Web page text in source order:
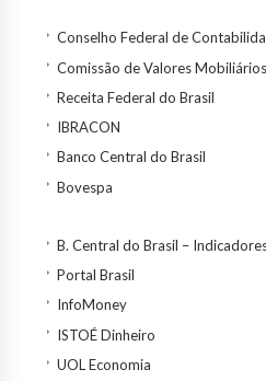
Conselho Federal de
Comissão de Valores Mobiliários
Receita Federal do Brasil
IBRACON
Banco Central do Brasil
Bovespa
B. Central do Brasil –
Portal Brasil
InfoMoney
ISTOÉ Dinheiro
UOL Economia